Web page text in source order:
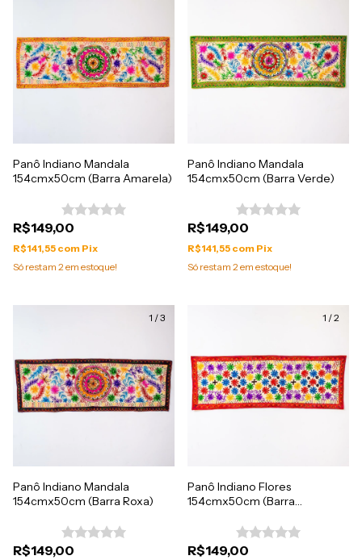
Panô Indiano Mandala
154cmx50cm (Barra Amarela)
R$149,00
R$141,55 com Pix
Só restam 2em estoque!
Panô Indiano Mandala
154cmx50cm (Barra Verde)
R$149,00
R$141,55 com Pix
Só restam 2em estoque!
1 /3
Panô Indiano Mandala
154cmx50cm (Barra Roxa)
R$149,00
1 /2
Panô Indiano Flores
154cmx50cm (Barra
R$149,00